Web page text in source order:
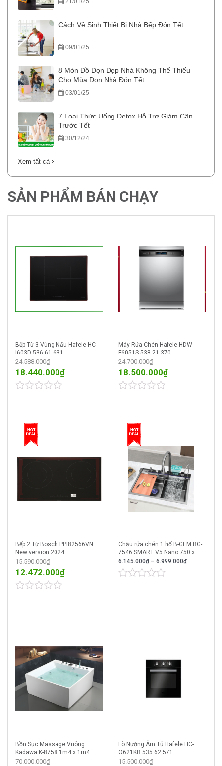
Cách Vệ Sinh Thiết Bị Nhà Bếp Đón Tết
09/01/25
8 Món Đồ Dọn Dẹp Nhà Không Thể Thiếu
Cho Mùa Dọn Nhà Đón Tết
03/01/25
7 Loại Thức Uống Detox Hỗ Trợ Giảm Cân
Trước Tết
30/12/24
Xem tất cả
SẢN PHẨM BÁN CHẠY
Bếp Từ 3 Vùng Nấu Hafele HC-
I603D 536.61.631
24.588.000₫
18.440.000₫
of
Máy Rửa Chén Hafele HDW-
F6051S 538.21.370
24.700.000₫
18.500.000₫
of
Bếp 2 Từ Bosch PPI82566VN
New version 2024
15.590.000₫
12.472.000₫
of
Chậu rửa chén 1 hố B-GEM BG-
7546 SMART V5 Nano 750 x
460
6.145.000₫ – 6.999.000₫
Bồn Sục Massage Vuông
Kadawa K-8758 1m4 x 1m4
70.000.000₫
Lò Nướng Âm Tủ Hafele HC-
O621KB 535.62.571
15.500.000₫